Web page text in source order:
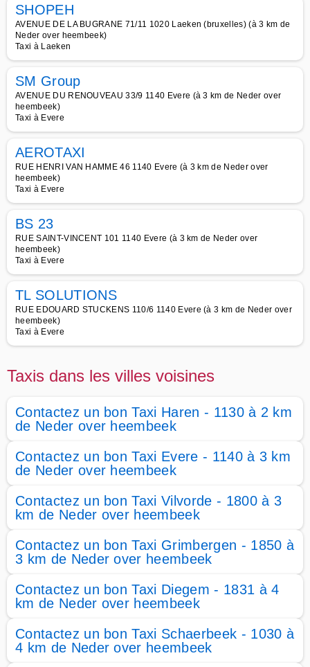
SHOPEH
AVENUE DE LA BUGRANE 71/11 1020 Laeken (bruxelles) (à 3 km de
Neder over heembeek)
Taxi à Laeken
SM Group
AVENUE DU RENOUVEAU 33/9 1140 Evere (à 3 km de Neder over
heembeek)
Taxi à Evere
AEROTAXI
RUE HENRI VAN HAMME 46 1140 Evere (à 3 km de Neder over
heembeek)
Taxi à Evere
BS 23
RUE SAINT-VINCENT 101 1140 Evere (à 3 km de Neder over
heembeek)
Taxi à Evere
TL SOLUTIONS
RUE EDOUARD STUCKENS 110/6 1140 Evere (à 3 km de Neder over
heembeek)
Taxi à Evere
Taxis dans les villes voisines
Contactez un bon Taxi Haren - 1130 à 2 km
de Neder over heembeek
Contactez un bon Taxi Evere - 1140 à 3 km
de Neder over heembeek
Contactez un bon Taxi Vilvorde - 1800 à 3
km de Neder over heembeek
Contactez un bon Taxi Grimbergen - 1850 à
3 km de Neder over heembeek
Contactez un bon Taxi Diegem - 1831 à 4
km de Neder over heembeek
Contactez un bon Taxi Schaerbeek - 1030 à
4 km de Neder over heembeek